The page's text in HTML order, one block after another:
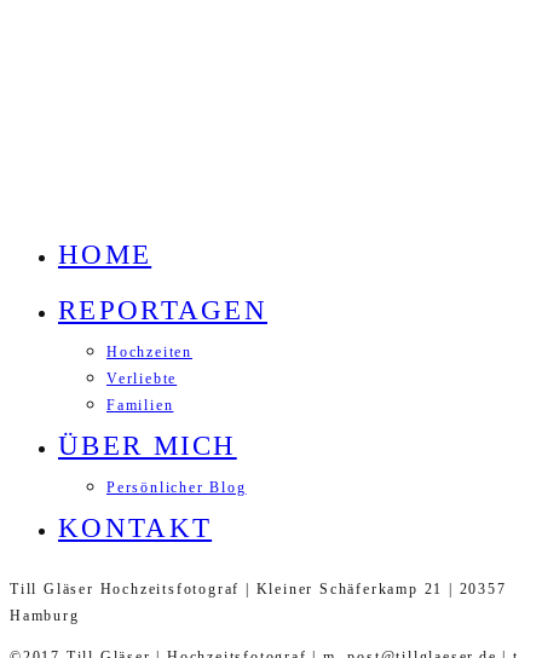
HOME
REPORTAGEN
Hochzeiten
Verliebte
Familien
ÜBER MICH
Persönlicher Blog
KONTAKT
Till Gläser Hochzeitsfotograf | Kleiner Schäferkamp 21 | 20357
Hamburg